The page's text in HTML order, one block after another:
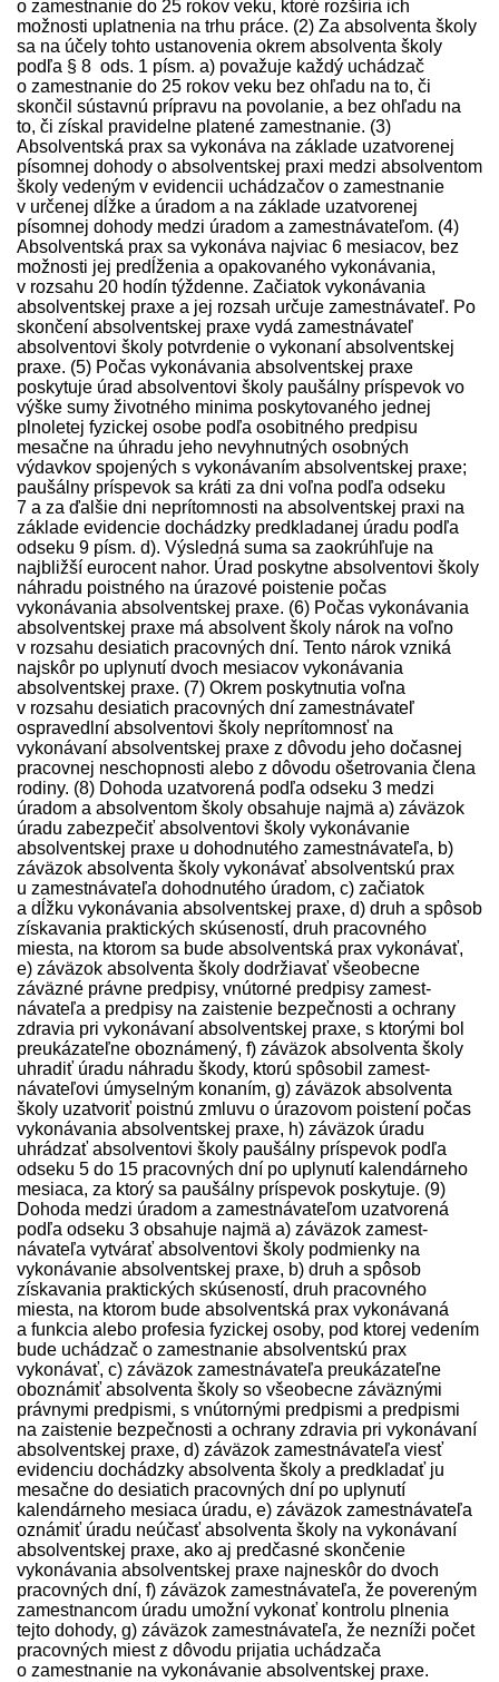
o zamestnanie do 25 rokov veku, ktoré rozšíria ich
možnosti uplatnenia na trhu práce. (2) Za absolventa školy
sa na účely tohto ustanovenia okrem absolventa školy
podľa § 8 ods. 1 písm. a) považuje každý uchádzač
o zamestnanie do 25 rokov veku bez ohľadu na to, či
skončil sústavnú prípravu na povolanie, a bez ohľadu na
to, či získal pravidelne platené zamestnanie. (3)
Absolventská prax sa vykonáva na základe uzatvorenej
písomnej dohody o absolventskej praxi medzi absolventom
školy vedeným v evidencii uchádzačov o zamestnanie
v určenej dĺžke a úradom a na základe uzatvorenej
písomnej dohody medzi úradom a zamest­návateľom. (4)
Absolventská prax sa vykonáva najviac 6 mesiacov, bez
možnosti jej predĺženia a opakovaného vykonávania,
v rozsahu 20 hodín týždenne. Začiatok vykonávania
absolventskej praxe a jej rozsah určuje zamest­návateľ. Po
skončení absolventskej praxe vydá zamest­návateľ
absolventovi školy potvrdenie o vykonaní absolventskej
praxe. (5) Počas vykonávania absolventskej praxe
poskytuje úrad absolventovi školy paušálny príspevok vo
výške sumy životného minima poskytovaného jednej
plnoletej fyzickej osobe podľa osobitného pred­pisu
mesačne na úhradu jeho nevyhnutných osobných
výdavkov spojených s vykonávaním absolventskej praxe;
paušálny príspevok sa kráti za dni voľna podľa odseku
7 a za ďalšie dni neprítomnosti na absolventskej praxi na
základe evidencie dochádzky pred­kladanej úradu podľa
odseku 9 písm. d). Výsledná suma sa zaokrúhľuje na
najbližší eurocent nahor. Úrad poskytne absolventovi školy
náhradu poistného na úrazové poistenie počas
vykonávania absolventskej praxe. (6) Počas vykonávania
absolventskej praxe má absolvent školy nárok na voľno
v rozsahu desiatich pracovných dní. Tento nárok vzniká
najskôr po uplynutí dvoch mesiacov vykonávania
absolventskej praxe. (7) Okrem poskytnutia voľna
v rozsahu desiatich pracovných dní zamest­návateľ
ospravedlní absolventovi školy neprítomnosť na
vykonávaní absolventskej praxe z dôvodu jeho dočasnej
pracovnej neschopnosti alebo z dôvodu ošetrovania člena
rodiny. (8) Dohoda uzatvorená podľa odseku 3 medzi
úradom a absolventom školy obsahuje najmä a) záväzok
úradu zabezpečiť absolventovi školy vykonávanie
absolventskej praxe u dohodnutého zamest­návateľa, b)
záväzok absolventa školy vykonávať absolventskú prax
u zamest­návateľa dohodnutého úradom, c) začiatok
a dĺžku vykonávania absolventskej praxe, d) druh a spôsob
získavania praktických skúseností, druh pracovného
miesta, na ktorom sa bude absolventská prax vykonávať,
e) záväzok absolventa školy dodržiavať všeobecne
záväzné právne pred­pisy, vnútorné pred­pisy zamest­
návateľa a pred­pisy na zaistenie bezpečnosti a ochrany
zdravia pri vykonávaní absolventskej praxe, s ktorými bol
preukázateľne oboznámený, f) záväzok absolventa školy
uhradiť úradu náhradu škody, ktorú spôsobil zamest­
návateľovi úmyselným konaním, g) záväzok absolventa
školy uzatvoriť poistnú zmluvu o úrazovom poistení počas
vykonávania absolventskej praxe, h) záväzok úradu
uhrádzať absolventovi školy paušálny príspevok podľa
odseku 5 do 15 pracovných dní po uplynutí kalendárneho
mesiaca, za ktorý sa paušálny príspevok poskytuje. (9)
Dohoda medzi úradom a zamest­návateľom uzatvorená
podľa odseku 3 obsahuje najmä a) záväzok zamest­
návateľa vytvárať absolventovi školy podmienky na
vykonávanie absolventskej praxe, b) druh a spôsob
získavania praktických skúseností, druh pracovného
miesta, na ktorom bude absolventská prax vykonávaná
a funkcia alebo profesia fyzickej osoby, pod ktorej vedením
bude uchádzač o zamestnanie absolventskú prax
vykonávať, c) záväzok zamest­návateľa preukázateľne
oboznámiť absolventa školy so všeobecne záväznými
právnymi pred­pismi, s vnútornými pred­pismi a pred­pismi
na zaistenie bezpečnosti a ochrany zdravia pri vykonávaní
absolventskej praxe, d) záväzok zamest­návateľa viesť
evidenciu dochádzky absolventa školy a pred­kladať ju
mesačne do desiatich pracovných dní po uplynutí
kalendárneho mesiaca úradu, e) záväzok zamest­návateľa
oznámiť úradu neúčasť absolventa školy na vykonávaní
absolventskej praxe, ako aj predčasné skončenie
vykonávania absolventskej praxe najneskôr do dvoch
pracovných dní, f) záväzok zamest­návateľa, že povereným
zamestnancom úradu umožní vykonať kontrolu plnenia
tejto dohody, g) záväzok zamest­návateľa, že nezníži počet
pracovných miest z dôvodu prijatia uchádzača
o zamestnanie na vykonávanie absolventskej praxe.